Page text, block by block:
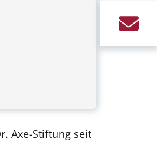
Axe-Stiftung seit